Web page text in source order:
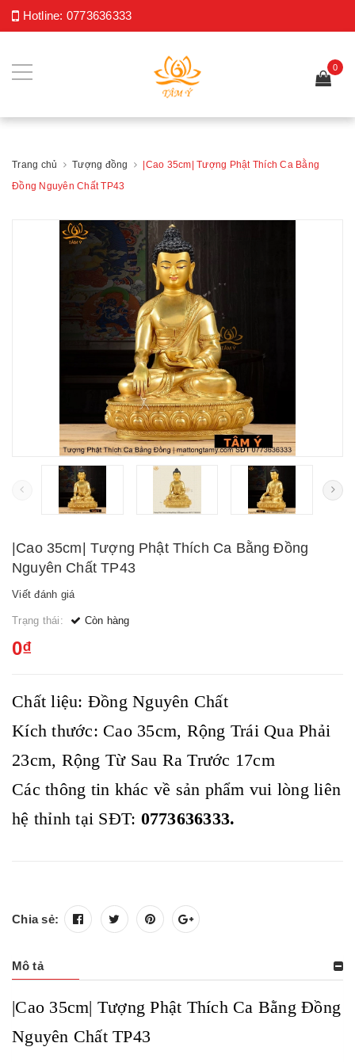
Hotline: 0773636333
0
Trang chủ Tượng đồng |Cao 35cm| Tượng Phật Thích Ca Bằng
Đồng Nguyên Chất TP43
|Cao 35cm| Tượng Phật Thích Ca Bằng Đồng
Nguyên Chất TP43
Viết đánh giá
Trạng thái: Còn hàng
0₫
Chất liệu: Đồng Nguyên Chất
Kích thước: Cao 35cm, Rộng Trái Qua Phải
23cm, Rộng Từ Sau Ra Trước 17cm
Các thông tin khác về sản phẩm vui lòng liên
hệ thỉnh tại SĐT: 0773636333.
Chia sẻ:
Mô tả
|Cao 35cm| Tượng Phật Thích Ca Bằng Đồng
Nguyên Chất TP43